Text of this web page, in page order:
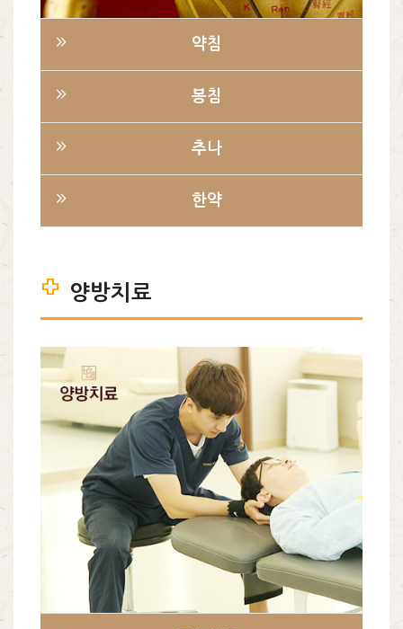
약침
봉침
추나
한약
양방치료
바른몸 양방치료